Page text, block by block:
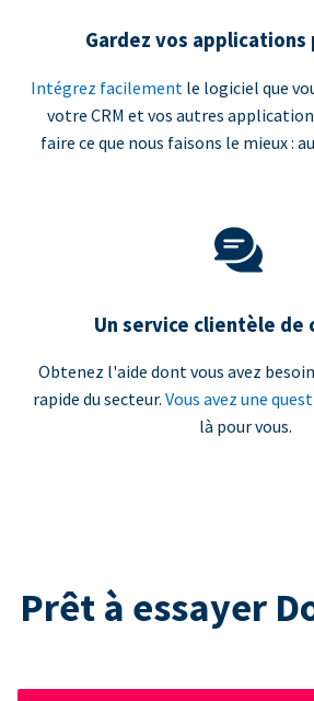
Gardez vos
Intégrez facilement le logiciel que
votre CRM et vos autres
faire ce que nous faisons le mieux :
Un service clientèle de
Obtenez l'aide dont vous avez
rapide du secteur. Vous avez une
là pour vous.
Prêt à essayer